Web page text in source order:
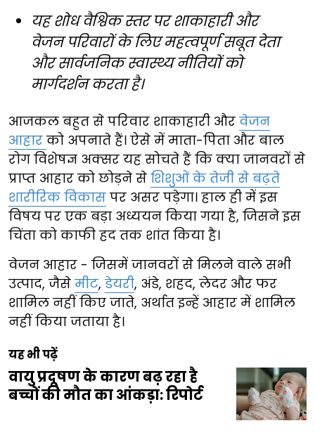
यह शोध वैश्विक स्तर पर शाकाहारी और
वेजन परिवारों के लिए महत्वपूर्ण सबूत देता
और सार्वजनिक स्वास्थ्य नीतियों को
मार्गदर्शन करता है।
आजकल बहुत से परिवार शाकाहारी और वेजन
आहार को अपनाते हैं। ऐसे में माता-पिता और बाल
रोग विशेषज्ञ अक्सर यह सोचते हैं कि क्या जानवरों से
प्राप्त आहार को छोड़ने से शिशुओं के तेजी से बढ़ते
शारीरिक विकास पर असर पड़ेगा। हाल ही में इस
विषय पर एक बड़ा अध्ययन किया गया है, जिसने इस
चिंता को काफी हद तक शांत किया है।
वेजन आहार - जिसमें जानवरों से मिलने वाले सभी
उत्पाद, जैसे मीट, डेयरी, अंडे, शहद, लेदर और फर
शामिल नहीं किए जाते, अर्थात इन्हें आहार में शामिल
नहीं किया जताया है।
यह भी पढ़ें
वायु प्रदूषण के कारण बढ़ रहा है
बच्चों की मौत का आंकड़ा: रिपोर्ट